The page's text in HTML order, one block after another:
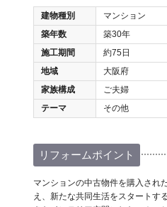
建物種別
マンション
築年数
築30年
施工期間
約75日
地域
大阪府
家族構成
ご夫婦
テーマ
その他
リフォームポイント
マンションの中古物件を購入され
え、新たな共同生活をスタートす